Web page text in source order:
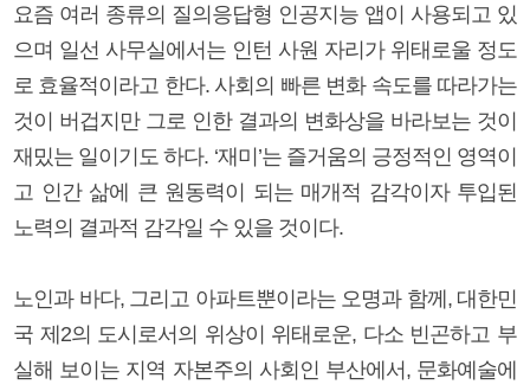
요즘 여러 종류의 질의응답형 인공지능 앱이 사용되고 있
으며 일선 사무실에서는 인턴 사원 자리가 위태로울 정도
로 효율적이라고 한다. 사회의 빠른 변화 속도를 따라가는
것이 버겁지만 그로 인한 결과의 변화상을 바라보는 것이
재밌는 일이기도 하다. ‘재미’는 즐거움의 긍정적인 영역이
고 인간 삶에 큰 원동력이 되는 매개적 감각이자 투입된
노력의 결과적 감각일 수 있을 것이다.
노인과 바다, 그리고 아파트뿐이라는 오명과 함께, 대한민
국 제2의 도시로서의 위상이 위태로운, 다소 빈곤하고 부
실해 보이는 지역 자본주의 사회인 부산에서, 문화예술에